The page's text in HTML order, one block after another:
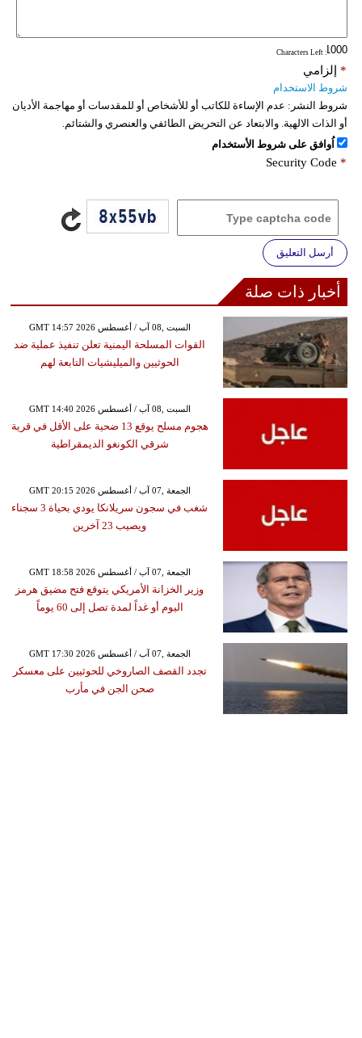
: Characters Left
إلزامي *
شروط الاستخدام
شروط النشر: عدم الإساءة للكاتب أو للأشخاص أو للمقدسات أو مهاجمة الأديان
أو الذات الالهية. والابتعاد عن التحريض الطائفي والعنصري والشتائم.
اُوافق على شروط الأستخدام
Security Code *
أرسل التعليق
أخبار ذات صلة
GMT 14:57 2026 السبت ,08 آب / أغسطس
القوات المسلحة اليمنية تعلن تنفيذ عملية ضد
الحوثيين والميليشيات التابعة لهم
GMT 14:40 2026 السبت ,08 آب / أغسطس
هجوم مسلح يوقع 13 ضحية على الأقل في قرية
شرقي الكونغو الديمقراطية
GMT 20:15 2026 الجمعة ,07 آب / أغسطس
شغب في سجون سريلانكا يودي بحياة 3 سجناء
ويصيب 23 آخرين
GMT 18:58 2026 الجمعة ,07 آب / أغسطس
وزير الخزانة الأمريكي يتوقع فتح مضيق هرمز
اليوم أو غداً لمدة تصل إلى 60 يوماً
GMT 17:30 2026 الجمعة ,07 آب / أغسطس
تجدد القصف الصاروخي للحوثيين على معسكر
صحن الجن في مأرب